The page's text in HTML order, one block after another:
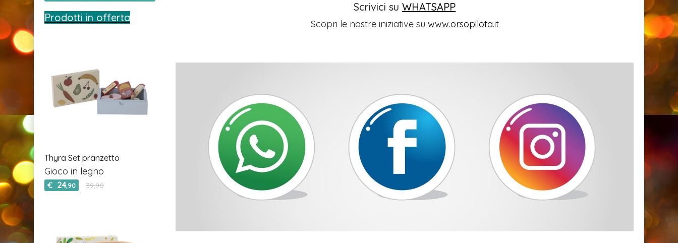
Scrivici suWHATSAPP
Scopri le nostre iniziative su www.orsopilota.it
Prodotti in offerta
Thyra Set pranzetto
Gioco in legno
€ 24,90 39,90